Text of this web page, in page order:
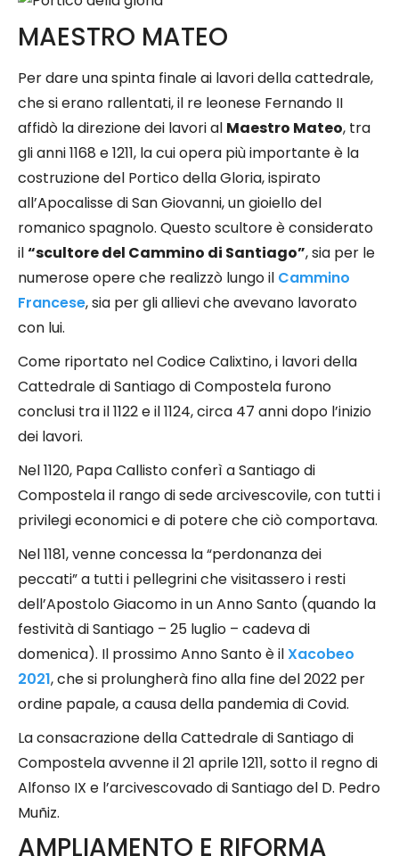
MAESTRO MATEO
Per dare una spinta finale ai lavori della cattedrale,
che si erano rallentati, il re leonese Fernando II
affidò la direzione dei lavori al Maestro Mateo, tra
gli anni 1168 e 1211, la cui opera più importante è la
costruzione del Portico della Gloria, ispirato
all’Apocalisse di San Giovanni, un gioiello del
romanico spagnolo. Questo scultore è considerato
il“scultore del Cammino di Santiago”, sia per le
numerose opere che realizzò lungo il Cammino
Francese, sia per gli allievi che avevano lavorato
con lui.
Come riportato nel Codice Calixtino, i lavori della
Cattedrale di Santiago di Compostela furono
conclusi tra il 1122 e il 1124, circa 47 anni dopo l’inizio
dei lavori.
Nel 1120, Papa Callisto conferì a Santiago di
Compostela il rango di sede arcivescovile, con tutti i
privilegi economici e di potere che ciò comportava.
Nel 1181, venne concessa la “perdonanza dei
peccati” a tutti i pellegrini che visitassero i resti
dell’Apostolo Giacomo in un Anno Santo (quando la
festività di Santiago – 25 luglio – cadeva di
domenica). Il prossimo Anno Santo è ilXacobeo
2021, che si prolungherà fino alla fine del 2022 per
ordine papale, a causa della pandemia di Covid.
La consacrazione della Cattedrale di Santiago di
Compostela avvenne il 21 aprile 1211, sotto il regno di
Alfonso IX e l’arcivescovado di Santiago del D. Pedro
Muñiz.
AMPLIAMENTO E RIFORMA